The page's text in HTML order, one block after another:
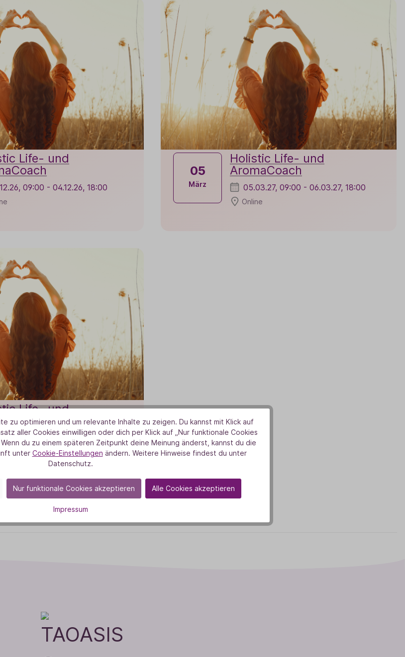
Life- und
09:00 - 04.12.26, 18:00
05
März
Holistic Life- und
AromaCoach
05.03.27, 09:00 - 06.03.27, 18:00
Online
Life- und
09:00 - 13.11.27, 18:00
zu optimieren und um relevante Inhalte zu zeigen. Du kannst mit Klick auf
aller Cookies einwilligen oder dich per Klick auf „Nur funktionale Cookies
du zu einem späteren Zeitpunkt deine Meinung änderst, kannst du die
unter Cookie-Einstellungen ändern. Weitere Hinweise findest du unter
Datenschutz.
Nur funktionale Cookies akzeptieren Alle Cookies akzeptieren
Impressum